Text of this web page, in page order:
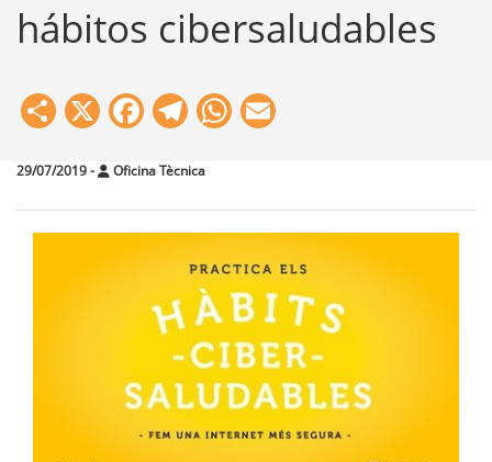
Herramientas
hábitos cibersaludables
Share
X Facebook
Telegram
WhatsApp
29/07/2019- Oficina Tècnica